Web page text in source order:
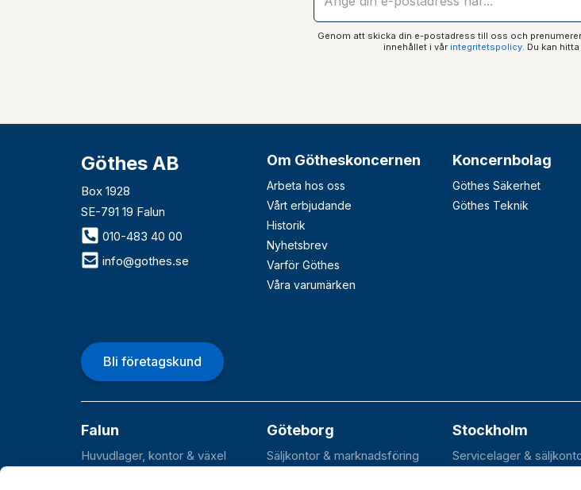
Genom att skicka din e-postadress till oss och
innehållet i vår integritetspolicy. Du kan
Göthes AB
Box 1928
SE-791 19 Falun
010-483 40 00
info@gothes.se
Om Götheskoncernen
Arbeta hos oss
Vårt erbjudande
Historik
Nyhetsbrev
Varför Göthes
Våra varumärken
Koncernbolag
Göthes Säkerhet
Göthes Teknik
Bli företagskund
Falun
Huvudlager, kontor & växel
Göteborg
Säljkontor & marknadsföring
Stockholm
Servicelager &